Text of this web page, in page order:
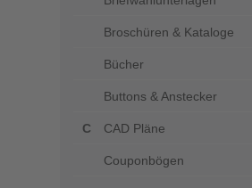
Broschüren & Kataloge
Bücher
Buttons & Anstecker
CAD Pläne
Couponbögen